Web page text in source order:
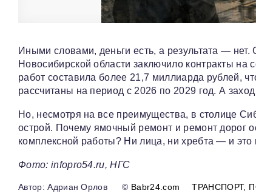
Иными словами, деньги есть, а результата —
Новосибирской области заключило контракты
работ составила более 21,7 миллиарда рублей,
рассчитаны на период с 2026 по 2029 год. А
Но, несмотря на все преимущества, в столице
острой. Почему ямочный ремонт и ремонт дорог
комплексной работы? Ни лица, ни хребта — и
Фото: infopro54.ru, НГС
Адриан Орлов © Babr24.com ТРАНСПОРТ